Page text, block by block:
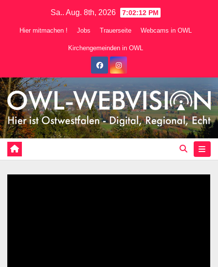
Sa.. Aug. 8th, 2026 7:02:15 PM
Hier mitmachen ! Jobs Trauerseite Webcams in OWL
Kirchengemeinden in OWL